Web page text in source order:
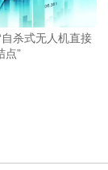
杀式无人机直接
点”